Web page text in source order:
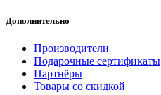
Дополнительно
Производители
Подарочные сертификаты
Партнёры
Товары со скидкой